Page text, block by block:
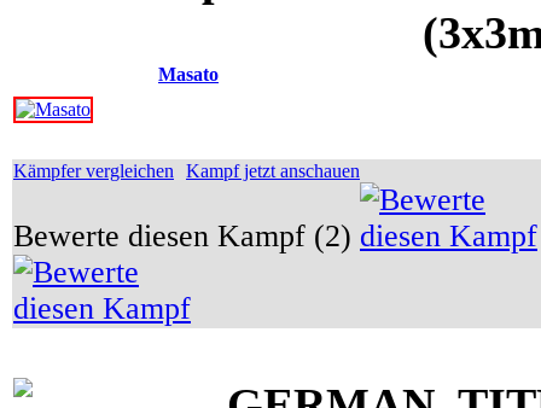
Masato
Kämpfer vergleichen Kampf jetzt anschauen
Bewerte diesen Kampf (2)